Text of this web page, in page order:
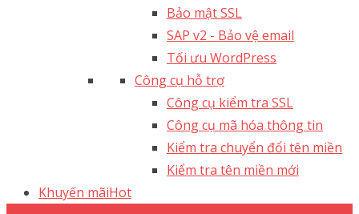
Bảo mật SSL
SAP v2 - Bảo vệ email​
Tối ưu WordPress
Công cụ hỗ trợ
Công cụ kiểm tra SSL
Công cụ mã hóa thông tin
Kiểm tra chuyển đổi tên miền
Kiểm tra tên miền mới
Khuyến mãiHot